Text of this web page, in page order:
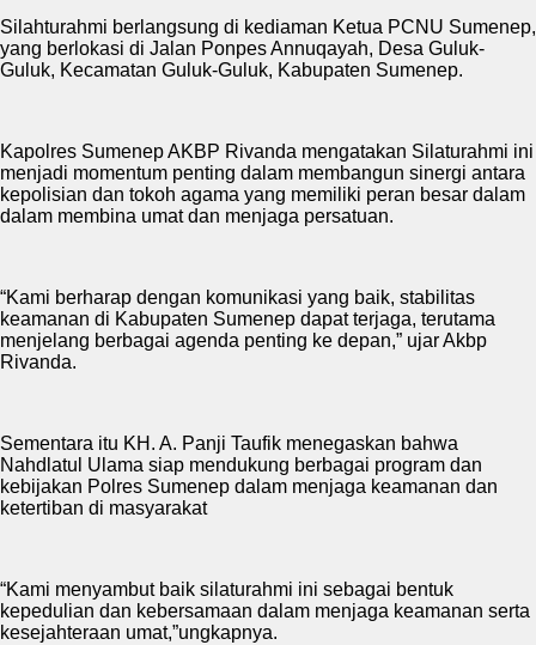
Silahturahmi berlangsung di kediaman Ketua PCNU Sumenep,
yang berlokasi di Jalan Ponpes Annuqayah, Desa Guluk-
Guluk, Kecamatan Guluk-Guluk, Kabupaten Sumenep.
Kapolres Sumenep AKBP Rivanda mengatakan Silaturahmi ini
menjadi momentum penting dalam membangun sinergi antara
kepolisian dan tokoh agama yang memiliki peran besar dalam
dalam membina umat dan menjaga persatuan.
“Kami berharap dengan komunikasi yang baik, stabilitas
keamanan di Kabupaten Sumenep dapat terjaga, terutama
menjelang berbagai agenda penting ke depan,” ujar Akbp
Rivanda.
Sementara itu KH. A. Panji Taufik menegaskan bahwa
Nahdlatul Ulama siap mendukung berbagai program dan
kebijakan Polres Sumenep dalam menjaga keamanan dan
ketertiban di masyarakat
“Kami menyambut baik silaturahmi ini sebagai bentuk
kepedulian dan kebersamaan dalam menjaga keamanan serta
kesejahteraan umat,”ungkapnya.